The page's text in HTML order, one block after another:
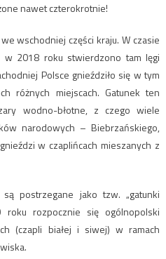
nawet czterokrotnie!
wschodniej części kraju. W czasie
w 2018 roku stwierdzono tam lęgi
Polsce gnieździło się w tym
różnych miejscach. Gatunek ten
wodno-błotne, z czego wiele
narodowych – Biebrzańskiego,
w czaplińcach mieszanych z
postrzegane jako tzw. „gatunki
rozpocznie się ogólnopolski
(czapli białej i siwej) w ramach